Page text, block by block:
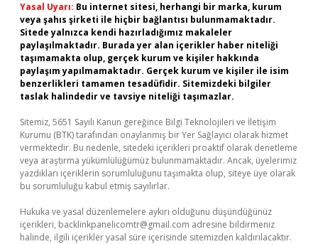
Yasal Uyarı: Bu internet sitesi, herhangi bir marka, kurum
veya şahıs şirketi ile hiçbir bağlantısı bulunmamaktadır.
Sitede yalnızca kendi hazırladığımız makaleler
paylaşılmaktadır. Burada yer alan içerikler haber niteliği
taşımamakta olup, gerçek kurum ve kişiler hakkında
paylaşım yapılmamaktadır. Gerçek kurum ve kişiler ile isim
benzerlikleri tamamen tesadüfidir. Sitemizdeki bilgiler
taslak halindedir ve tavsiye niteliği taşımazlar.
Sitemiz, 5651 Sayılı Kanun gereğince Bilgi Teknolojileri ve İletişim
Kurumu (BTK) tarafından onaylanmış bir Yer Sağlayıcı olarak hizmet
vermektedir. Bu nedenle, sitedeki içerikleri proaktif olarak denetleme
veya araştırma yükümlülüğümüz bulunmamaktadır. Ancak, üyelerimiz
yazdıkları içeriklerin sorumluluğunu taşımakta olup, siteye üye olarak
bu sorumluluğu kabul etmiş sayılırlar.
Hukuka ve yasal düzenlemelere aykırı olduğunu düşündüğünüz
içerikleri, backlinkpanelicomtr@gmail.com adresine bildirmeniz
halinde, ilgili içerikler yasal süre içerisinde sitemizden kaldırılacaktır.